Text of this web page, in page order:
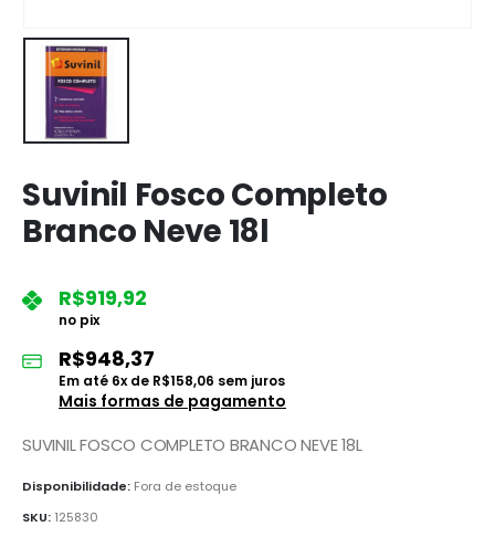
Suvinil Fosco Completo
Branco Neve 18l
R$919,92
no pix
R$948,37
Em até 6x de R$158,06 sem juros
Mais formas de pagamento
SUVINIL FOSCO COMPLETO BRANCO NEVE 18L
Disponibilidade: Fora de estoque
SKU: 125830